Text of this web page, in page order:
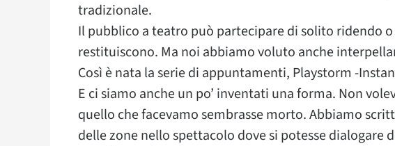
tradizionale.
Il pubblico a teatro può partecipare di solito ridendo
restituiscono. Ma noi abbiamo voluto anche
Così è nata la serie di appuntamenti, Playstorm -
E ci siamo anche un po’ inventati una forma. Non
quello che facevamo sembrasse morto. Abbiamo
delle zone nello spettacolo dove si potesse